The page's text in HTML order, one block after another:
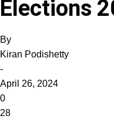
Elections
By
Kiran Podishetty
-
April 26, 2024
0
28